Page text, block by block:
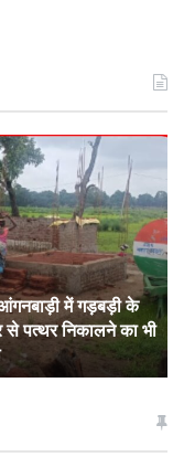
में गड़बड़ी के
से पत्थर निकालने का भी